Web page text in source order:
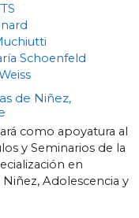
Schoenfeld
de Niñez,
como apoyatura al
y Seminarios de la
en
Adolescencia y